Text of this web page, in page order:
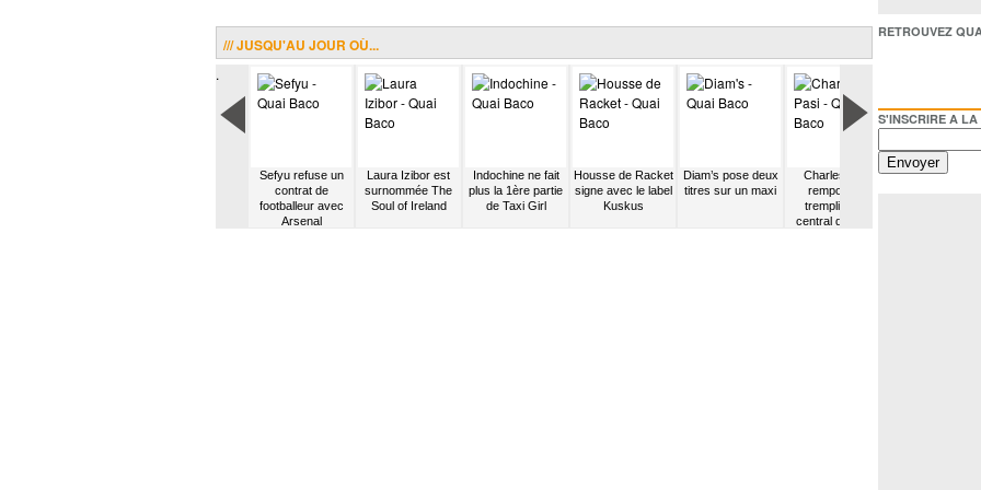
/// JUSQU'AU JOUR OÙ...
.
Sefyu refuse un
contrat de
footballeur avec
Arsenal
Laura Izibor est
surnommée The
Soul of Ireland
Indochine ne fait
plus la 1ère partie
de Taxi Girl
Housse de Racket
signe avec le label
Kuskus
Diam’s pose deux
titres sur un maxi
Charles Pasi
remporte le
tremplin jazz
central de Paris
Inna Modja fait
RETROUVEZ
S'INSCRIRE A LA